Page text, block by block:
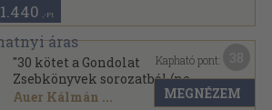
1.440 ,-Ft
"30 kötet a Gondolat
Zsebkönyvek sorozatból (nem
teljes sorozat)"
Auer Kálmán ...
Kapható pont:
MEGNÉZEM